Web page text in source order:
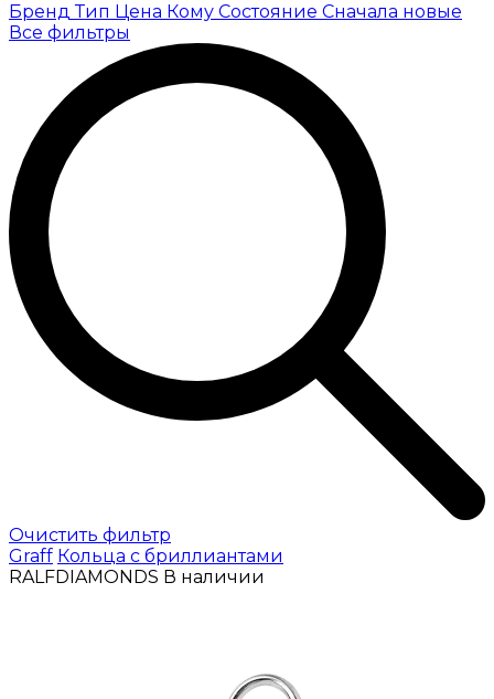
Бренд Тип Цена Кому Состояние Сначала новые
Все фильтры
Очистить фильтр
Graff Кольца с бриллиантами
RALFDIAMONDS В наличии